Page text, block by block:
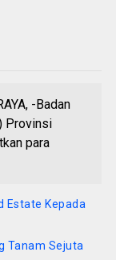
-Badan
Provinsi
para
Estate Kepada
Tanam Sejuta